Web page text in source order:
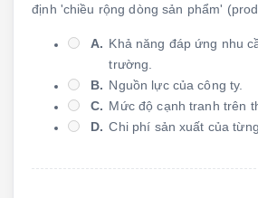
định 'chiều rộng dòng sản phẩm'
A. Khả năng đáp ứng nhu
trường.
B. Nguồn lực của công ty.
C. Mức độ cạnh tranh trên
D. Chi phí sản xuất của